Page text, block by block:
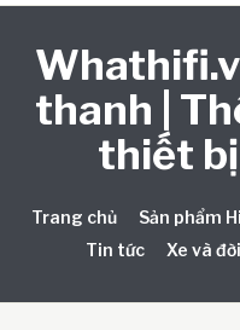
thanh |
thiết
Trang chủ Sản phẩm
Tin tức
Xe và